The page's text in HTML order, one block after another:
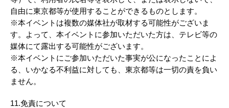
自由に東京都等が使用することができるものとします。
※本イベントは複数の媒体社が取材する可能性がございま
す。よって、本イベントに参加いただいた方は、テレビ等の
媒体にて露出する可能性がございます。
※本イベントにご参加いただいた事実が公になったことによ
る、いかなる不利益に対しても、東京都等は一切の責を負い
ません。
11.免責について